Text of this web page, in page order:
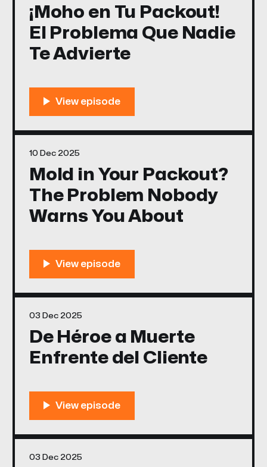
¡Moho en Tu Packout!
El Problema Que Nadie
Te Advierte
Mold in Your Packout?
The Problem Nobody
Warns You About
10 Dec 2025
De Héroe a Muerte
Enfrente del Cliente
03 Dec 2025
03 Dec 2025